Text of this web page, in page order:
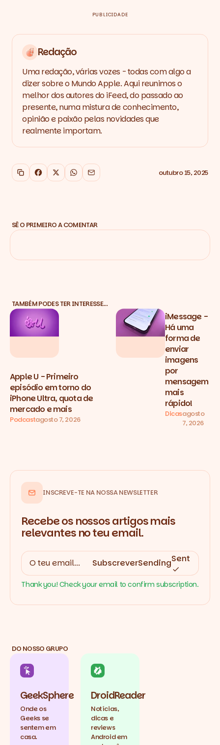
PUBLICIDADE
Redação
Uma redação, várias vozes - todas com algo a
dizer sobre o Mundo Apple. Aqui reunimos o
melhor dos autores do iFeed, do passado ao
presente, numa mistura de conhecimento,
opinião e paixão pelas novidades que
realmente importam.
Copiar link
Facebook
X WhatsApp
Email outubro 15, 2025
SÊ O PRIMEIRO A COMENTAR
TAMBÉM PODES TER INTERESSE…
Apple U - Primeiro
episódio em torno do
iPhone Ultra, quota de
mercado e mais
Podcastagosto 7, 2026
iMessage -
Há uma
forma de
enviar
imagens
por
mensagem
mais
rápido!
Dicasagosto
7, 2026
INSCREVE-TE NA NOSSA NEWSLETTER
Recebe os nossos artigos mais
relevantes no teu email.
SubscreverSendingSent
Thank you! Check your email to confirm subscription.
DO NOSSO GRUPO
GeekSphere
Onde os
Geeks se
sentem em
casa.
DroidReader
Notícias,
dicas e
reviews
Android em